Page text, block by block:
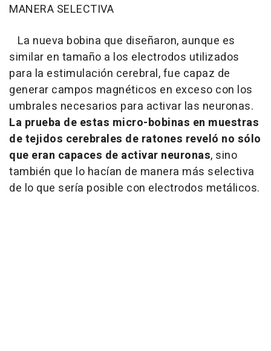
MANERA SELECTIVA
La nueva bobina que diseñaron, aunque es
similar en tamaño a los electrodos utilizados
para la estimulación cerebral, fue capaz de
generar campos magnéticos en exceso con los
umbrales necesarios para activar las neuronas.
La prueba de estas micro-bobinas en muestras
de tejidos cerebrales de ratones reveló no sólo
que eran capaces de activar neuronas, sino
también que lo hacían de manera más selectiva
de lo que sería posible con electrodos metálicos.